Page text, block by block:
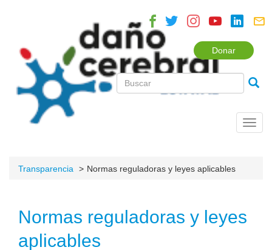
Donar
Transparencia Normas reguladoras y leyes aplicables
Normas reguladoras y leyes
aplicables